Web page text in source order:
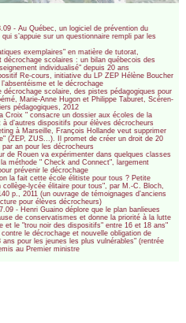
- Au Québec, un logiciel de prévention du
s’appuie sur un questionnaire rempli par les
exemplaires" en matière de tutorat,
décrochage scolaires : un bilan québecois des
individualisé" depuis 20 ans
Re-cours, initiative du LP ZEP Hélène Boucher
et le décrochage
décrochage scolaire, des pistes pédagogiques pour
Marie-Anne Hugon et Philippe Taburet, Scéren-
pédagogiques, 2012
Croix " consacre un dossier aux écoles de la
à d’autres dispositifs pour élèves décrocheurs
à Marseille, François Hollande veut supprimer
(ZEP, ZUS...). Il promet de créer un droit de 20
par an pour les décrocheurs
de Rouen va expérimenter dans quelques classes
méthode " Check and Connect", largement
prévenir le décrochage
la fait cette école élitiste pour tous ? Petite
collège-lycée élitaire pour tous", par M.-C. Bloch,
p., 2011 (un ouvrage de témoignages d’anciens
pour élèves décrocheurs)
- Henri Guaino déplore que le plan banlieues
de conservatismes et donne la priorité à la lutte
et le "trou noir des dispositifs" entre 16 et 18 ans"
contre le décrochage et nouvelle obligation de
ans pour les jeunes les plus vulnérables" (rentrée
au Premier ministre